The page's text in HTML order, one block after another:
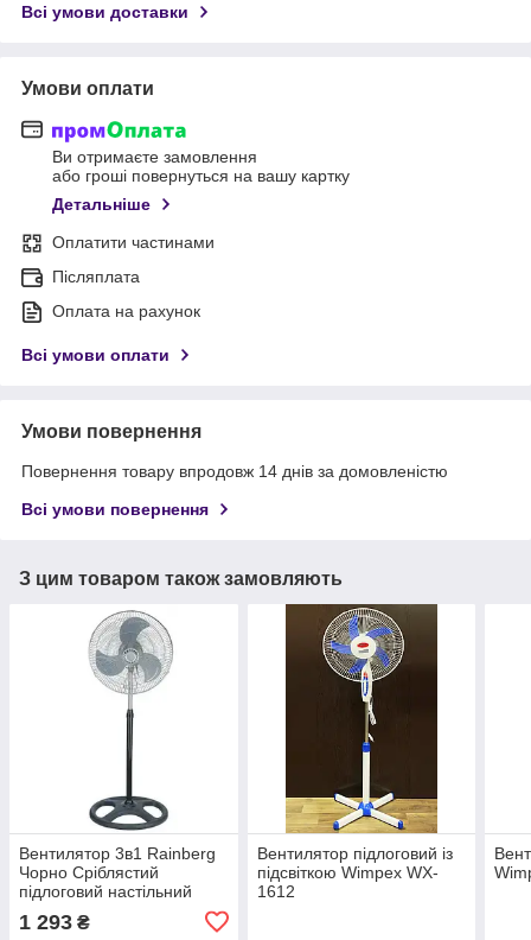
Всі умови доставки
Умови оплати
Ви отримаєте замовлення
або гроші повернуться на вашу картку
Детальніше
Оплатити частинами
Післяплата
Оплата на рахунок
Всі умови оплати
Умови повернення
Повернення товару впродовж 14 днів за домовленістю
Всі умови повернення
З цим товаром також замовляють
Вентилятор 3в1 Rainberg
Чорно Сріблястий
підлоговий настільний
настінний охолоджувач із
3 швидкостями
1 293 ₴
Вентилятор підлоговий із
підсвіткою Wimpex WX-
1612